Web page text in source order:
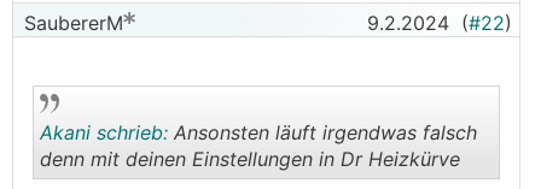
HKV:
EG:
SaubererM 9.2.2024 (#22)
Akani schrieb: Ansonsten läuft irgendwas falsch
denn mit deinen Einstellungen in Dr Heizkürve